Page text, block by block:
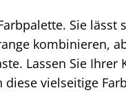
Sie lässt
kombinieren,
Lassen Sie Ihrer
vielseitige